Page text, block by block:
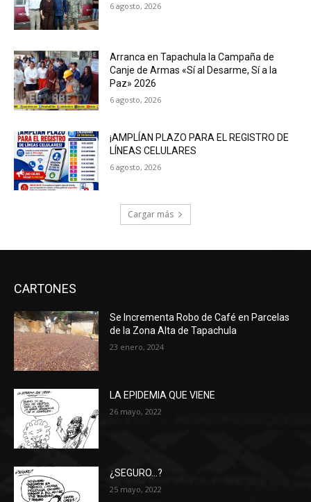
6 agosto, 2026
Arranca en Tapachula la Campaña de
Canje de Armas «Sí al Desarme, Sí a la
Paz» 2026
6 agosto, 2026
¡AMPLÍAN PLAZO PARA EL REGISTRO DE
LÍNEAS CELULARES
6 agosto, 2026
Cargar más
CARTONES
Se Incrementa Robo de Café en Parcelas
de la Zona Alta de Tapachula
23 enero, 2024
LA EPIDEMIA QUE VIENE
26 mayo, 2022
¿SEGURO…?
25 mayo, 2022